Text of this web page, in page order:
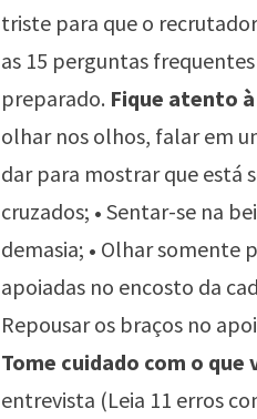
triste para que o
as 15 perguntas
preparado. Fique atento
olhar nos olhos, falar em
dar para mostrar que está
cruzados; • Sentar-se na
demasia; • Olhar somente
apoiadas no encosto da
Repousar os braços no
Tome cuidado com o que
entrevista (Leia 11 erros